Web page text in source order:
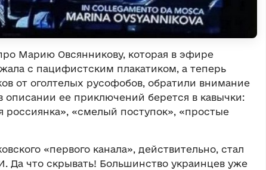
Марию Овсянникову, которая в эфире
с пацифистским плакатиком, а теперь
от оголтелых русофобов, обратили внимание
описании ее приключений берется в кавычки:
«смелый поступок», «простые
«первого канала», действительно, стал
что скрывать! Большинство украинцев уже